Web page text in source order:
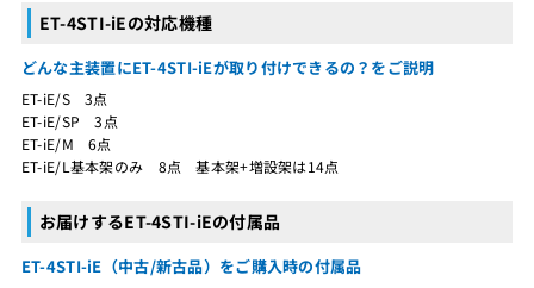
ET-4STI-iEの対応機種
どんな主装置にET-4STI-iEが取り付けできるの？をご説明
ET-iE/S 3点
ET-iE/SP 3点
ET-iE/M 6点
ET-iE/L基本架のみ 8点 基本架+増設架は14点
お届けするET-4STI-iEの付属品
ET-4STI-iE（中古/新古品）をご購入時の付属品